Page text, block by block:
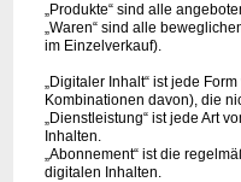
„Produkte“ sind alle
„Waren“ sind alle
im Einzelverkauf).
„Digitaler Inhalt“ ist jede
Kombinationen davon), die
„Dienstleistung“ ist jede Art
Inhalten.
„Abonnement“ ist die
digitalen Inhalten.